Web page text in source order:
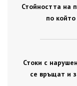
Стойността на
по
Стоки с
се връщат и